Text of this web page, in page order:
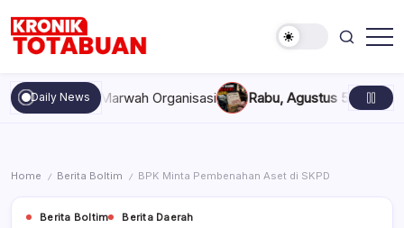
content
Totabuan
hari
ini
Kronik
Daily News
dan Marwah Organisasi Rabu, Agustus 5, 2026 , 11:44
Home / Berita Boltim / BPK Minta Pembenahan Aset di SKPD
Berita Boltim Berita Daerah